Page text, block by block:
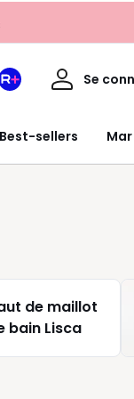
Best-sellers
Mon
Redoute
Se
Mon
de maillot
bain Lisca